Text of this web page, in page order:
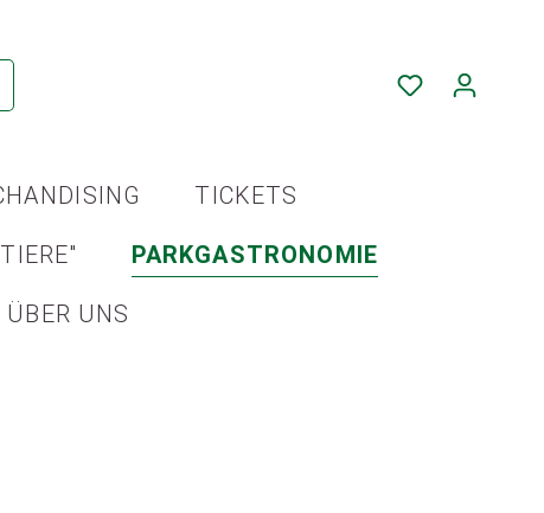
TICKETS
PARKGASTRONOMIE
ÜBER UNS